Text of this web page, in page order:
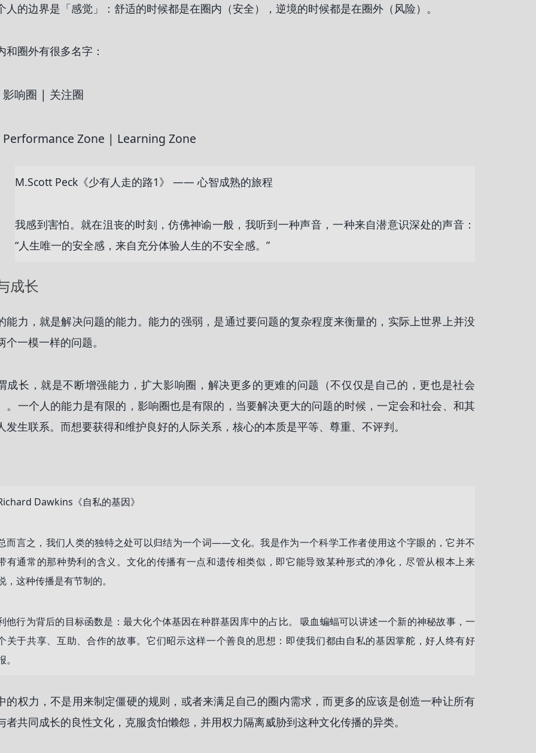
人的边界是「感觉」：舒适的时候都是在圈内（安全），逆境的时候都是在圈外（风险）。
和圈外有很多名字：
影响圈 | 关注圈
Performance Zone | Learning Zone
M.Scott Peck《少有人走的路1》 —— 心智成熟的旅程
我感到害怕。就在沮丧的时刻，仿佛神谕一般，我听到一种声音，一种来自潜意识深处的声音：
“人生唯一的安全感，来自充分体验人生的不安全感。”
成长
能力，就是解决问题的能力。能力的强弱，是通过要问题的复杂程度来衡量的，实际上世界上并没
个一模一样的问题。
成长，就是不断增强能力，扩大影响圈，解决更多的更难的问题（不仅仅是自己的，更也是社会
。一个人的能力是有限的，影响圈也是有限的，当要解决更大的问题的时候，一定会和社会、和其
发生联系。而想要获得和维护良好的人际关系，核心的本质是平等、尊重、不评判。
Dawkins《自私的基因》
而言之，我们人类的独特之处可以归结为一个词——文化。我是作为一个科学工作者使用这个字眼的，它并不
有通常的那种势利的含义。文化的传播有一点和遗传相类似，即它能导致某种形式的净化，尽管从根本上来
，这种传播是有节制的。
他行为背后的目标函数是：最大化个体基因在种群基因库中的占比。 吸血蝙蝠可以讲述一个新的神秘故事，一
关于共享、互助、合作的故事。它们昭示这样一个善良的思想：即使我们都由自私的基因掌舵，好人终有好
。
的权力，不是用来制定僵硬的规则，或者来满足自己的圈内需求，而更多的应该是创造一种让所有
者共同成长的良性文化，克服贪怕懒怨，并用权力隔离威胁到这种文化传播的异类。